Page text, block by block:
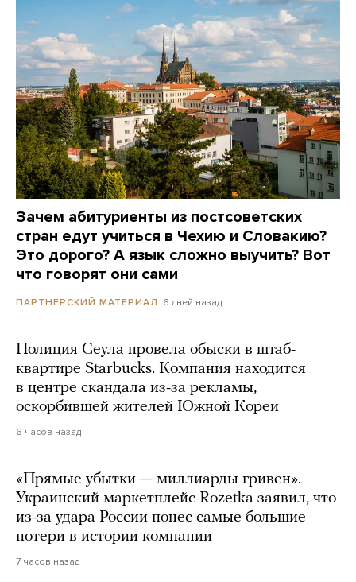
Зачем абитуриенты из постсоветских
стран едут учиться в Чехию и Словакию?
Это дорого? А язык сложно выучить? Вот
что говорят они сами
ПАРТНЕРСКИЙ МАТЕРИАЛ 6 дней назад
Полиция Сеула провела обыски в штаб-
квартире Starbucks. Компания находится
в центре скандала из-за рекламы,
оскорбившей жителей Южной Кореи
6 часов назад
«Прямые убытки — миллиарды гривен».
Украинский маркетплейс Rozetka заявил, что
из-за удара России понес самые большие
потери в истории компании
7 часов назад